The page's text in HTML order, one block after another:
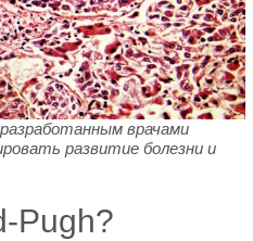
врачами
развитие болезни и
Pugh?